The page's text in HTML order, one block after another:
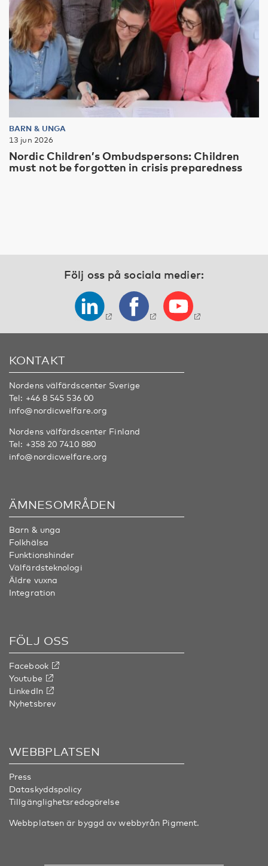
BARN & UNGA
13 jun 2026
Nordic Children’s Ombudspersons: Children
must not be forgotten in crisis preparedness
Följ oss på sociala medier:
KONTAKT
Nordens välfärdscenter Sverige
Tel: +46 8 545 536 00
info@nordicwelfare.org
Nordens välfärdscenter Finland
Tel: +358 20 7410 880
info@nordicwelfare.org
ÄMNESOMRÅDEN
Barn & unga
Folkhälsa
Funktionshinder
Välfärdsteknologi
Äldre vuxna
Integration
FÖLJ OSS
Facebook
Youtube
LinkedIn
Nyhetsbrev
WEBBPLATSEN
Press
Dataskyddspolicy
Tillgänglighetsredogörelse
Webbplatsen är byggd av webbyrån Pigment.